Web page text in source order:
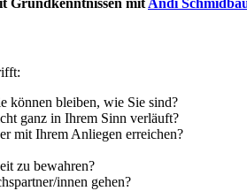
können bleiben, wie Sie sind?
ganz in Ihrem Sinn verläuft?
mit Ihrem Anliegen erreichen?
zu bewahren?
innen gehen?